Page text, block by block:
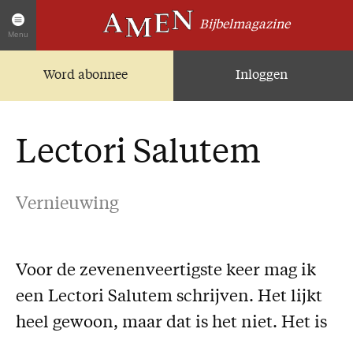
Menu
Bijbelmagazine
Word abonnee Inloggen
Artikelen
Zoek in alle artikelen
Facebook
Abonnementen
Geschenkabonnement
Proefnummer AMEN
Lectori Salutem
Vernieuwing
Voor de zevenenveertigste keer mag ik
een Lectori Salutem schrijven. Het lijkt
heel gewoon, maar dat is het niet. Het is